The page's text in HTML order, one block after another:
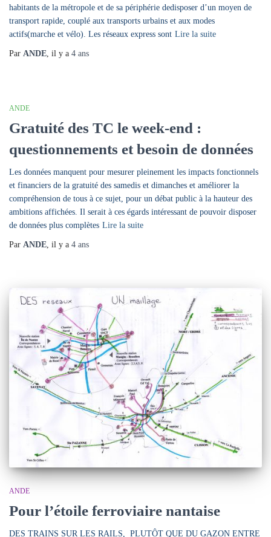
habitants de la métropole et de sa périphérie dedisposer d’un moyen de
transport rapide, couplé aux transports urbains et aux modes
actifs(marche et vélo). Les réseaux express sont Lire la suite
Par ANDE , il y a 4 ans
ANDE
Gratuité des TC le week-end :
questionnements et besoin de données
Les données manquent pour mesurer pleinement les impacts fonctionnels
et financiers de la gratuité des samedis et dimanches et améliorer la
compréhension de tous à ce sujet, pour un débat public à la hauteur des
ambitions affichées. Il serait à ces égards intéressant de pouvoir disposer
de données plus complètes Lire la suite
Par ANDE , il y a 4 ans
ANDE
Pour l’étoile ferroviaire nantaise
DES TRAINS SUR LES RAILS, PLUTÔT QUE DU GAZON ENTRE